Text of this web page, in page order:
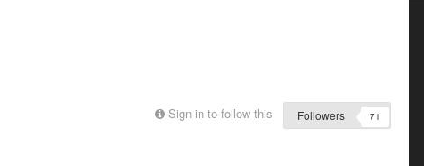
Sign in to follow this Followers 71